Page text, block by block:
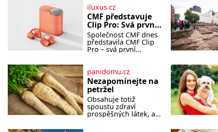
iluxus.cz
CMF představuje
Clip Pro: Svá první
otevřená
sluchátka
Společnost CMF dnes
představila CMF Clip
Pro – svá první
nabídnout zážitek z
poslechu, který působí
stejně přirozeně, jako
zní. CMF Clip Pro jsou
navržena pro lid
panidomu.cz
Nezapomínejte na
petržel
Obsahuje totiž
spoustu zdraví
prospěšných látek, a